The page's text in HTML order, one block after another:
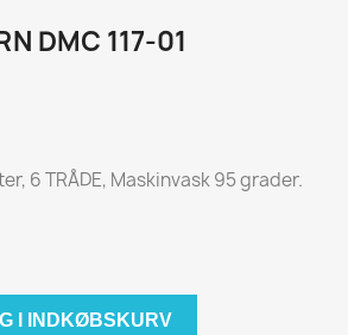
DMC 117-01
6 TRÅDE, Maskinvask 95 grader.
I INDKØBSKURV